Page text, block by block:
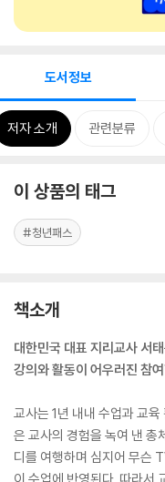
도서정보
저자 소개 관련분류
이 상품의 태그
#청년패스
책소개
대한민국 대표 지리교사 서
강의와 활동이 어우러진 참
교사는 1년 내내 수업과 교
은 교사의 경험을 녹여 낸 총
디를 여행하며 심지어 무슨